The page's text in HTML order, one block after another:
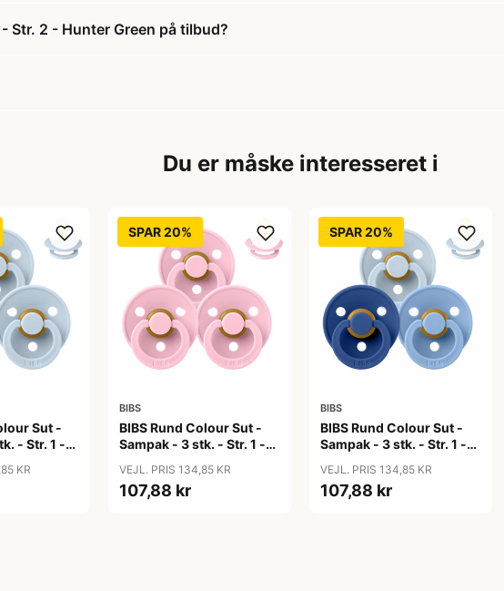
Str. 2 - Hunter Green på tilbud?
Du er måske interesseret i
Sut -
- Str. 1 -
KR
SPAR 20%
BIBS
BIBS Rund Colour Sut -
Sampak - 3 stk. - Str. 1 -
VEJL. PRIS 134,85 KR
107,88 kr
SPAR 20%
BIBS
BIBS Rund Colour Sut -
Sampak - 3 stk. - Str. 1 -
VEJL. PRIS 134,85 KR
107,88 kr